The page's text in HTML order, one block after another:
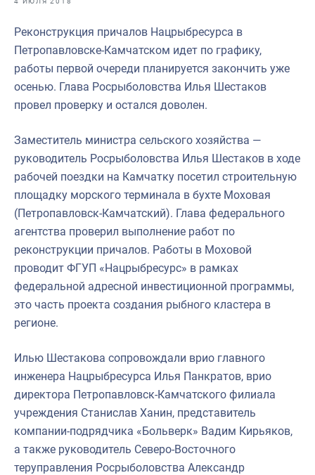
Выставки и конференции
Научно-практическая литература
Рыбоохрана России
Инфографика
Укрепление духовно-нравственных ценностей
Реконструкция причалов Нацрыбресурса в
Петропавловске-Камчатском идет по графику,
работы первой очереди планируется закончить уже
осенью. Глава Росрыболовства Илья Шестаков
провел проверку и остался доволен.
Заместитель министра сельского хозяйства —
руководитель Росрыболовства Илья Шестаков в ходе
рабочей поездки на Камчатку посетил строительную
площадку морского терминала в бухте Моховая
(Петропавловск-Камчатский). Глава федерального
агентства проверил выполнение работ по
реконструкции причалов. Работы в Моховой
проводит ФГУП «Нацрыбресурс» в рамках
федеральной адресной инвестиционной программы,
это часть проекта создания рыбного кластера в
регионе.
Илью Шестакова сопровождали врио главного
инженера Нацрыбресурса Илья Панкратов, врио
директора Петропавловск-Камчатского филиала
учреждения Станислав Ханин, представитель
компании-подрядчика «Больверк» Вадим Кирьяков,
а также руководитель Северо-Восточного
теруправления Росрыболовства Александр